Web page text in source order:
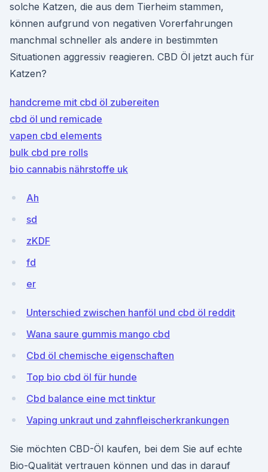
solche Katzen, die aus dem Tierheim stammen,
können aufgrund von negativen Vorerfahrungen
manchmal schneller als andere in bestimmten
Situationen aggressiv reagieren. CBD Öl jetzt auch für
Katzen?
handcreme mit cbd öl zubereiten
cbd öl und remicade
vapen cbd elements
bulk cbd pre rolls
bio cannabis nährstoffe uk
Ah
sd
zKDF
fd
er
Unterschied zwischen hanföl und cbd öl reddit
Wana saure gummis mango cbd
Cbd öl chemische eigenschaften
Top bio cbd öl für hunde
Cbd balance eine mct tinktur
Vaping unkraut und zahnfleischerkrankungen
Sie möchten CBD-Öl kaufen, bei dem Sie auf echte
Bio-Qualität vertrauen können und das in darauf